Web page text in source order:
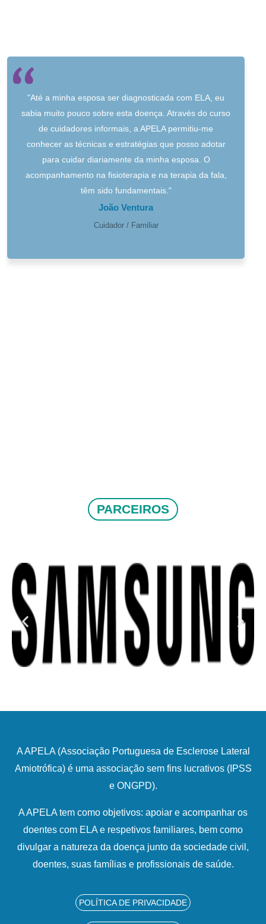
"Até a minha esposa ser diagnosticada com ELA, eu
sabia muito pouco sobre esta doença. Através do curso
de cuidadores informais, a APELA permitiu-me
conhecer as técnicas e estratégias que posso adotar
para cuidar diariamente da minha esposa. O
acompanhamento na fisioterapia e na terapia da fala,
têm sido fundamentais."
João Ventura
Cuidador / Familiar
PARCEIROS
A APELA (Associação Portuguesa de Esclerose Lateral
Amiotrófica) é uma associação sem fins lucrativos (IPSS
e ONGPD).
A APELA tem como objetivos: apoiar e acompanhar os
doentes com ELA e respetivos familiares, bem como
divulgar a natureza da doença junto da sociedade civil,
doentes, suas famílias e profissionais de saúde.
POLÍTICA DE PRIVACIDADE